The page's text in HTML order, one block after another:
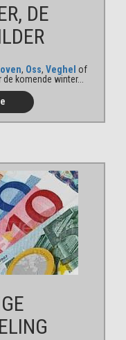
DE
, Oss, Veghel of
komende winter...